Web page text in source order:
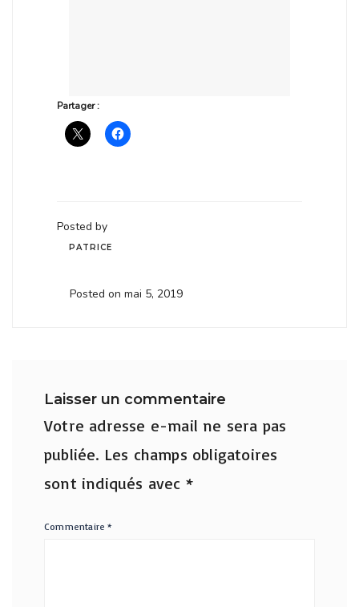
Partager :
Posted by
PATRICE
Posted on mai 5, 2019
Laisser un commentaire
Votre adresse e-mail ne sera pas
publiée. Les champs obligatoires
sont indiqués avec *
Commentaire*